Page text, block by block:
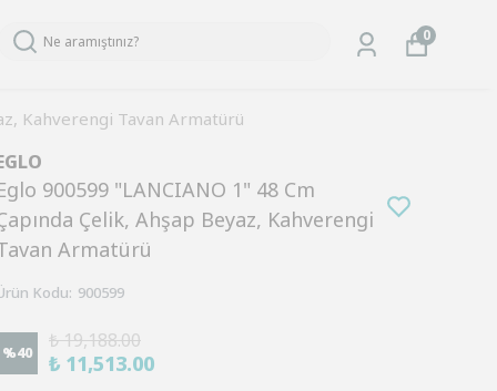
0
Kahverengi Tavan Armatürü
900599 "LANCIANO 1" 48 Cm
Çelik, Ahşap Beyaz, Kahverengi
Armatürü
Kodu: 900599
%40
₺ 19,188.00
₺ 11,513.00